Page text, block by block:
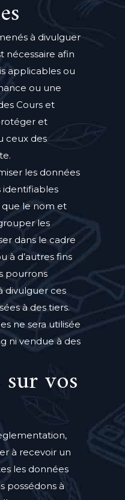
à divulguer
nécessaire afin
applicables ou
ou une
Cours et
et
ceux des
les données
identifiables
le nom et
les
dans le cadre
à d’autres fins
pourrons
divulguer ces
à des tiers.
ne sera utilisée
ni vendue à des
vos
à recevoir un
les données
possédons à